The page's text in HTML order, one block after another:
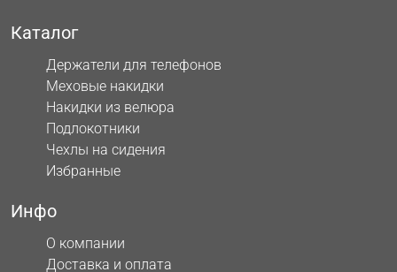
Каталог
Держатели для телефонов
Меховые накидки
Накидки из велюра
Подлокотники
Чехлы на сидения
Избранные
Инфо
О компании
Доставка и оплата